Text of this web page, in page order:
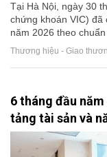
Tại Hà Nội, ngày 30
chứng khoán VIC) đã
năm 2026 theo
Thương hiệu - Giao
6 tháng đầu
tảng tài sản và